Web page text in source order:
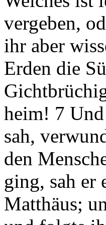
vergeben,
ihr aber
Erden die
heim! 7
sah,
den
ging, sah er
Matthäus;